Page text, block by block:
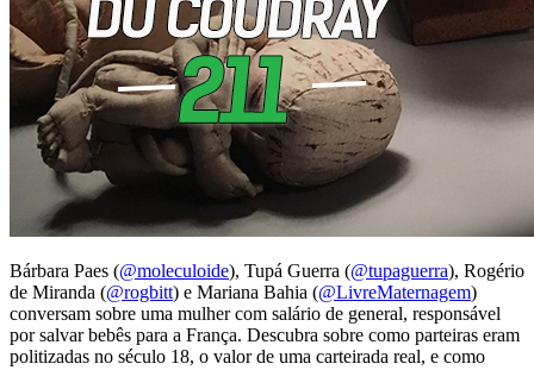
Bárbara Paes (@moleculoide), Tupá Guerra (@tupaguerra), Rogério
de Miranda (@rogbitt) e Mariana Bahia (@LivreMaternagem)
conversam sobre uma mulher com salário de general, responsável
por salvar bebês para a França. Descubra sobre como parteiras eram
politizadas no século 18, o valor de uma carteirada real, e como